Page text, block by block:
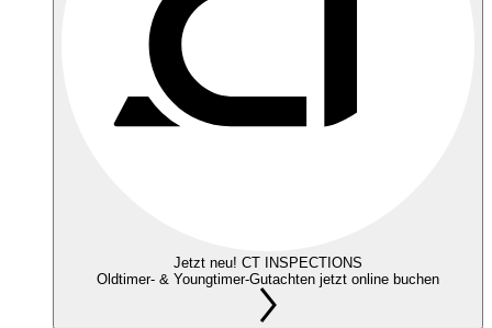
Jetzt neu! CT INSPECTIONS
Oldtimer- & Youngtimer-Gutachten jetzt online buchen